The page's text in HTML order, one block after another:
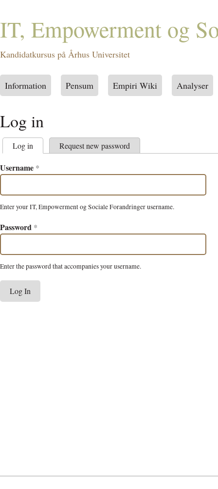
IT, Empowerment og
Kandidatkursus på Århus Universitet
Information Pensum Empiri Wiki Analyser
Log in
Primary tabs
Log in (active tab)Request new password
Username *
Enter your IT, Empowerment og Sociale Forandringer username.
Password *
Enter the password that accompanies your username.